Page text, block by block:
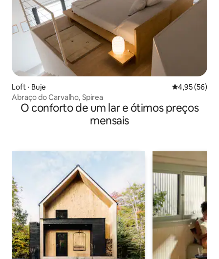
Loft ⋅ Buje 4,95 de uma
4,95 (56)
Abraço do Carvalho, Spirea
O conforto de um lar e ótimos preços
mensais